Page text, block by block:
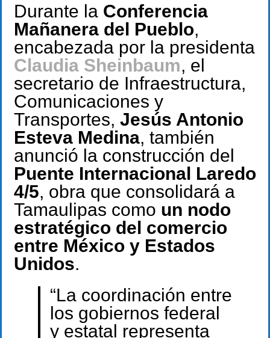
Durante la Conferencia
Mañanera del Pueblo,
encabezada por la presidenta
Claudia Sheinbaum, el
secretario de Infraestructura,
Comunicaciones y
Transportes, Jesús Antonio
Esteva Medina, también
anunció la construcción del
Puente Internacional Laredo
4/5, obra que consolidará a
Tamaulipas como un nodo
estratégico del comercio
entre México y Estados
Unidos.
“La coordinación entre
los gobiernos federal
y estatal representa